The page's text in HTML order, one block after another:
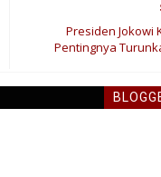
Presiden Jokowi
Pentingnya